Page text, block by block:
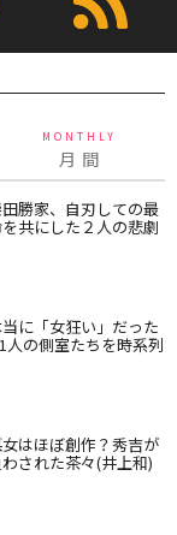
MONTHLY
月 間
勝家、自刃しての最
共にした２人の悲劇
に「女狂い」だった
人の側室たちを時系列
はほぼ創作？秀吉が
された茶々(井上和)